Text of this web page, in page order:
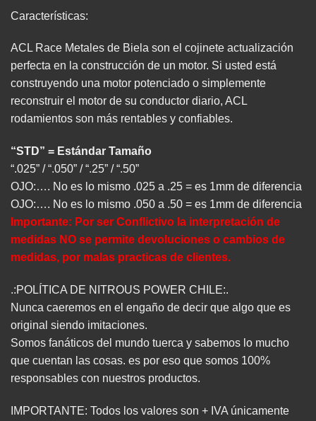
Características:
ACL Race Metales de Biela son el cojinete actualización
perfecta en la construcción de un motor. Si usted está
construyendo una motor potenciado o simplemente
reconstruir el motor de su conductor diario, ACL
rodamientos son más rentables y confiables.
“STD” = Estándar Tamaño
“.025” / “.050” / “.25” / “.50”
OJO:…. No es lo mismo .025 a .25 = es 1mm de diferencia
OJO:…. No es lo mismo .050 a .50 = es 1mm de diferencia
Importante: Por ser Conflictivo la interpretación de
medidas NO se permite devoluciones o cambios de
medidas, por malas practicas de clientes.
.:POLÍTICA DE NITROUS POWER CHILE:.
Nunca caeremos en el engaño de decir que algo que es
original siendo imitaciones.
Somos fanáticos del mundo tuerca y sabemos lo mucho
que cuentan las cosas. es por eso que somos 100%
responsables con nuestros productos.
IMPORTANTE: Todos los valores son + IVA únicamente